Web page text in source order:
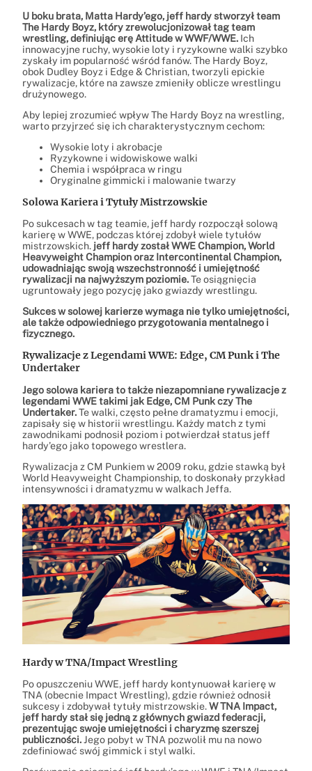
U boku brata, Matta Hardy’ego, jeff hardy stworzył team
The Hardy Boyz, który zrewolucjonizował tag team
wrestling, definiując erę Attitude w WWF/WWE. Ich
innowacyjne ruchy, wysokie loty i ryzykowne walki szybko
zyskały im popularność wśród fanów. The Hardy Boyz,
obok Dudley Boyz i Edge & Christian, tworzyli epickie
rywalizacje, które na zawsze zmieniły oblicze wrestlingu
drużynowego.
Aby lepiej zrozumieć wpływ The Hardy Boyz na wrestling,
warto przyjrzeć się ich charakterystycznym cechom:
Wysokie loty i akrobacje
Ryzykowne i widowiskowe walki
Chemia i współpraca w ringu
Oryginalne gimmicki i malowanie twarzy
Solowa Kariera i Tytuły Mistrzowskie
Po sukcesach w tag teamie, jeff hardy rozpoczął solową
karierę w WWE, podczas której zdobył wiele tytułów
mistrzowskich. jeff hardy został WWE Champion, World
Heavyweight Champion oraz Intercontinental Champion,
udowadniając swoją wszechstronność i umiejętność
rywalizacji na najwyższym poziomie.Te osiągnięcia
ugruntowały jego pozycję jako gwiazdy wrestlingu.
Sukces w solowej karierze wymaga nie tylko umiejętności,
ale także odpowiedniego przygotowania mentalnego i
fizycznego.
Rywalizacje z Legendami WWE: Edge, CM Punk i The
Undertaker
Jego solowa kariera to także niezapomniane rywalizacje z
legendami WWE takimi jak Edge, CM Punk czy The
Undertaker.Te walki, często pełne dramatyzmu i emocji,
zapisały się w historii wrestlingu. Każdy match z tymi
zawodnikami podnosił poziom i potwierdzał status jeff
hardy’ego jako topowego wrestlera.
Rywalizacja z CM Punkiem w 2009 roku, gdzie stawką był
World Heavyweight Championship, to doskonały przykład
intensywności i dramatyzmu w walkach Jeffa.
Hardy w TNA/Impact Wrestling
Po opuszczeniu WWE, jeff hardy kontynuował karierę w
TNA (obecnie Impact Wrestling), gdzie również odnosił
sukcesy i zdobywał tytuły mistrzowskie.W TNA Impact,
jeff hardy stał się jedną z głównych gwiazd federacji,
prezentując swoje umiejętności i charyzmę szerszej
publiczności. Jego pobyt w TNA pozwolił mu na nowo
zdefiniować swój gimmick i styl walki.